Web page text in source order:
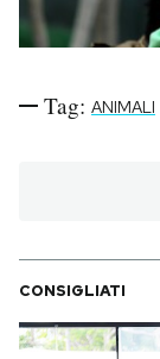
Tag: ANIMALI
CONSIGLIATI